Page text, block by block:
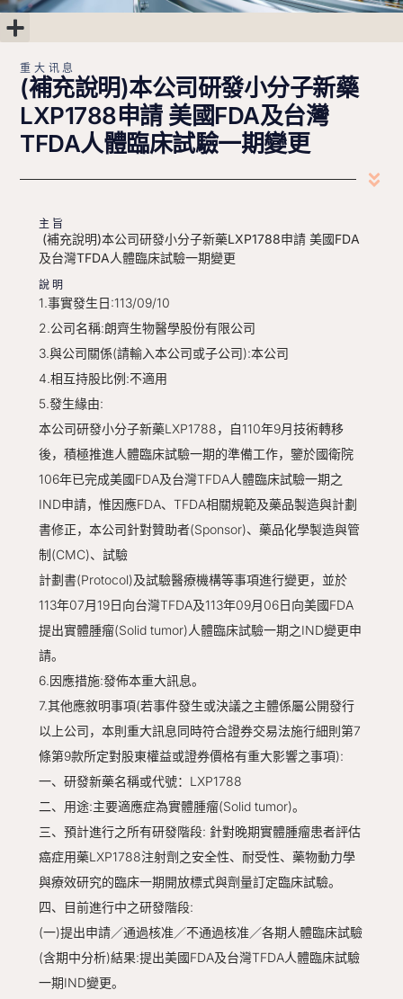
重大讯息
(補充說明)本公司研發小分子新藥
LXP1788申請 美國FDA及台灣
TFDA人體臨床試驗一期變更
主旨
(補充說明)本公司研發小分子新藥LXP1788申請 美國FDA
及台灣TFDA人體臨床試驗一期變更
說明
1.事實發生日:113/09/10
2.公司名稱:朗齊生物醫學股份有限公司
3.與公司關係(請輸入本公司或子公司):本公司
4.相互持股比例:不適用
5.發生緣由:
本公司研發小分子新藥LXP1788，自110年9月技術轉移
後，積極推進人體臨床試驗一期的準備工作，鑒於國衛院
106年已完成美國FDA及台灣TFDA人體臨床試驗一期之
IND申請，惟因應FDA、TFDA相關規範及藥品製造與計劃
書修正，本公司針對贊助者(Sponsor)、藥品化學製造與管
制(CMC)、試驗
計劃書(Protocol)及試驗醫療機構等事項進行變更，並於
113年07月19日向台灣TFDA及113年09月06日向美國FDA
提出實體腫瘤(Solid tumor)人體臨床試驗一期之IND變更申
請。
6.因應措施:發佈本重大訊息。
7.其他應敘明事項(若事件發生或決議之主體係屬公開發行
以上公司，本則重大訊息同時符合證券交易法施行細則第7
條第9款所定對股東權益或證券價格有重大影響之事項):
一、研發新藥名稱或代號：LXP1788
二、用途:主要適應症為實體腫瘤(Solid tumor)。
三、預計進行之所有研發階段: 針對晚期實體腫瘤患者評估
癌症用藥LXP1788注射劑之安全性、耐受性、藥物動力學
與療效研究的臨床一期開放標式與劑量訂定臨床試驗。
四、目前進行中之研發階段:
(一)提出申請／通過核准／不通過核准／各期人體臨床試驗
(含期中分析)結果:提出美國FDA及台灣TFDA人體臨床試驗
一期IND變更。